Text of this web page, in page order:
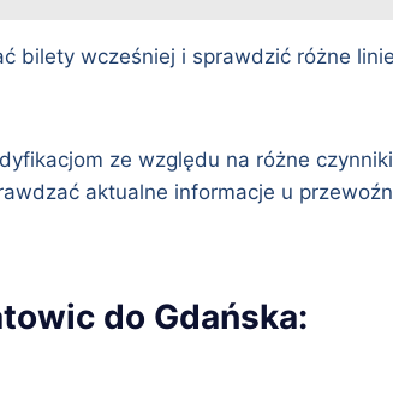
bilety wcześniej i sprawdzić różne
ze względu na różne
aktualne informacje u
do Gdańska: